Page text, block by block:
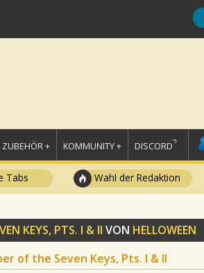
ZUBEHÖR + KOMMUNITY + DISCORD
Tabs Wahl der Redaktion
KEYS, PTS. I & II VON HELLOWEEN
of the Seven Keys, Pts. I & II